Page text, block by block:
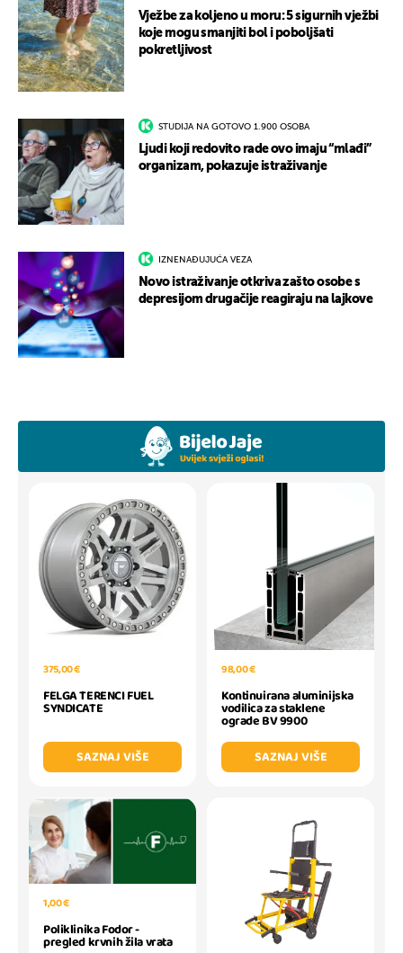
Vježbe za koljeno u moru: 5 sigurnih vježbi
koje mogu smanjiti bol i poboljšati
pokretljivost
STUDIJA NA GOTOVO 1.900 OSOBA
Ljudi koji redovito rade ovo imaju “mlađi”
organizam, pokazuje istraživanje
IZNENAĐUJUĆA VEZA
Novo istraživanje otkriva zašto osobe s
depresijom drugačije reagiraju na lajkove
375,00 €
FELGA TERENCI FUEL
SYNDICATE
SAZNAJ VIŠE
98,00 €
Kontinuirana aluminijska
vodilica za staklene
ograde BV 9900
SAZNAJ VIŠE
1,00 €
Poliklinika Fodor -
pregled krvnih žila vrata